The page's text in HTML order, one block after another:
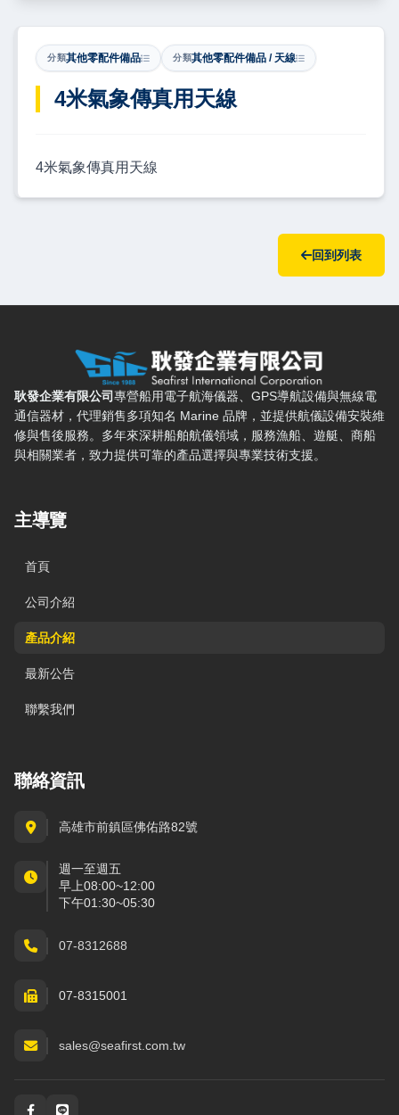
分類其他零配件備品 分類其他零配件備品 / 天線
4米氣象傳真用天線
4米氣象傳真用天線
回到列表
耿發企業有限公司 — 網站概要、主導覽與聯絡方式
耿發企業有限公司專營船用電子航海儀器、GPS導航設備與無線電
通信器材，代理銷售多項知名 Marine 品牌，並提供航儀設備安裝維
修與售後服務。多年來深耕船舶航儀領域，服務漁船、遊艇、商船
與相關業者，致力提供可靠的產品選擇與專業技術支援。
主導覽
首頁
公司介紹
產品介紹
最新公告
聯繫我們
聯絡資訊
高雄市前鎮區佛佑路82號
週一至週五
早上08:00~12:00
下午01:30~05:30
07-8312688
07-8315001
sales@seafirst.com.tw